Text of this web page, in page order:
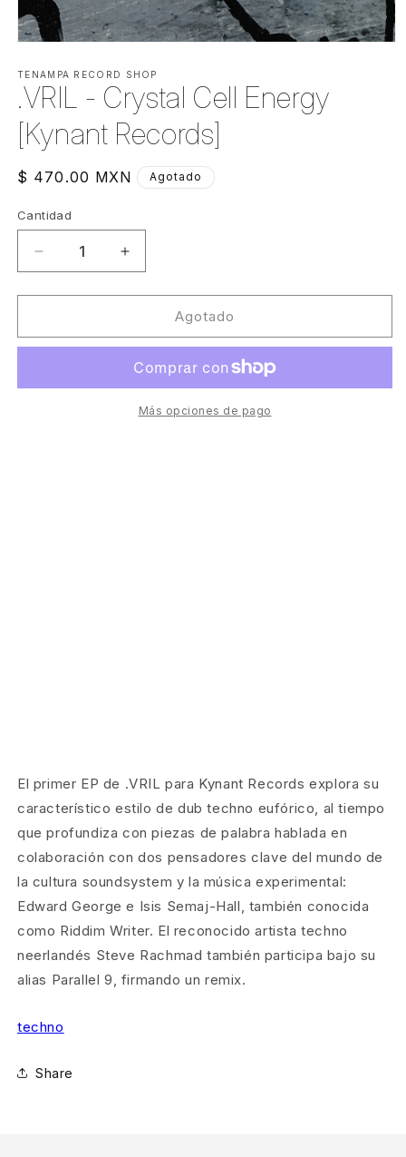
multimedia
en
ventana
modal
TENAMPA RECORD SHOP
.VRIL - Crystal Cell Energy
[Kynant Records]
Precio
$ 470.00 MXN Agotado
Cantidad
Cantidad
Reducir
cantidad
para
-
Energy
Aumentar
cantidad
para
-
Cell
Energy
[Kynant
Agotado
Más opciones de pago
El primer EP de .VRIL para Kynant Records explora su
característico estilo de dub techno eufórico, al tiempo
que profundiza con piezas de palabra hablada en
colaboración con dos pensadores clave del mundo de
la cultura soundsystem y la música experimental:
Edward George e Isis Semaj-Hall, también conocida
como Riddim Writer. El reconocido artista techno
neerlandés Steve Rachmad también participa bajo su
alias Parallel 9, firmando un remix.
techno
Share